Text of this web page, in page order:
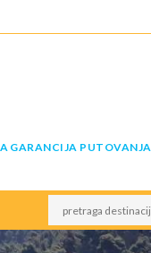
GARANCIJA PUTOVANJA